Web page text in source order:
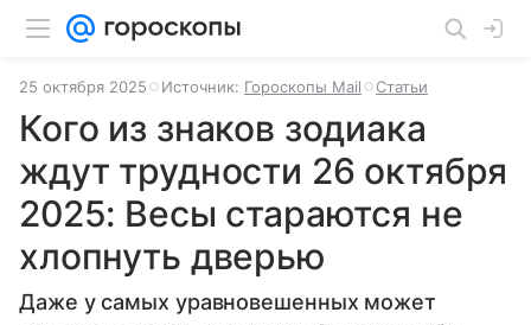
25 октября 2025 Источник: Гороскопы Mail Статьи
Кого из знаков зодиака
ждут трудности 26 октября
2025: Весы стараются не
хлопнуть дверью
Даже у самых уравновешенных может